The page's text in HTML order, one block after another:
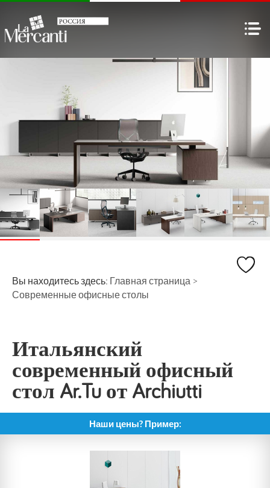
Вы находитесь здесь: Главная страница >
Современные офисные столы
Итальянский
современный офисный
стол Ar.Tu от Archiutti
Наши цены? Пример: